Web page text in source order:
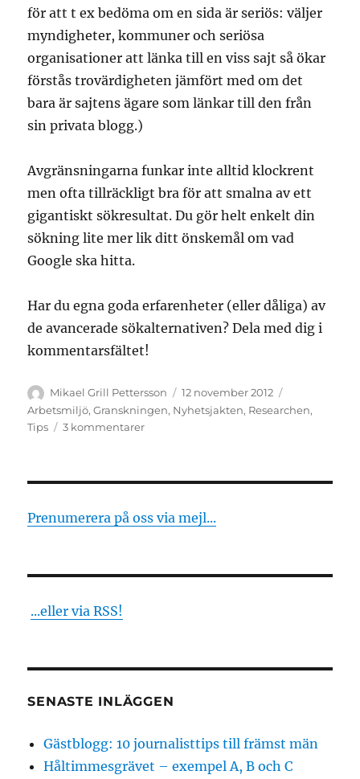
för att t ex bedöma om en sida är seriös: väljer
myndigheter, kommuner och seriösa
organisationer att länka till en viss sajt så ökar
förstås trovärdigheten jämfört med om det
bara är sajtens ägare som länkar till den från
sin privata blogg.)
Avgränsningarna funkar inte alltid klockrent
men ofta tillräckligt bra för att smalna av ett
gigantiskt sökresultat. Du gör helt enkelt din
sökning lite mer lik ditt önskemål om vad
Google ska hitta.
Har du egna goda erfarenheter (eller dåliga) av
de avancerade sökalternativen? Dela med dig i
kommentarsfältet!
Författare
Mikael Grill Pettersson
Publicerat
den
12 november 2012
Arbetsmiljö,Granskningen, Nyhetsjakten, Researchen,
Tips
3 kommentarertill
Prenumerera på oss via mejl...
...eller via RSS!
SENASTE INLÄGGEN
Gästblogg: 10 journalisttips till främst män
Håltimmesgrävet – exempel A, B och C